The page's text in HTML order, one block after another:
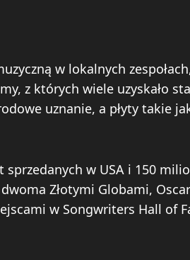
w lokalnych
z których wiele uzyskało
uznanie, a płyty takie
w USA i 150
Złotymi Globami,
w Songwriters Hall of